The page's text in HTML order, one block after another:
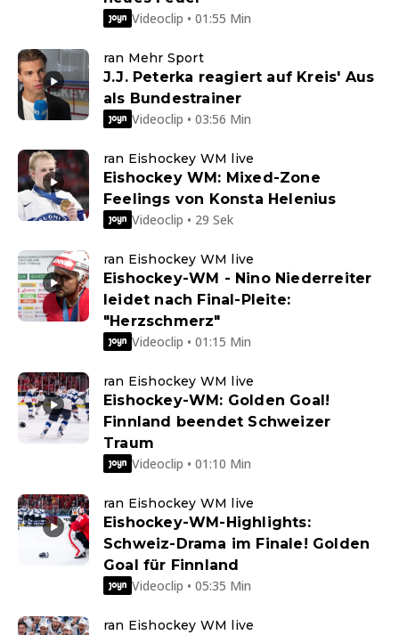
Videoclip • 01:55 Min
ran Mehr Sport
J.J. Peterka reagiert auf Kreis' Aus
als Bundestrainer
Videoclip • 03:56 Min
ran Eishockey WM live
Eishockey WM: Mixed-Zone
Feelings von Konsta Helenius
Videoclip • 29 Sek
ran Eishockey WM live
Eishockey-WM - Nino Niederreiter
leidet nach Final-Pleite:
"Herzschmerz"
Videoclip • 01:15 Min
ran Eishockey WM live
Eishockey-WM: Golden Goal!
Finnland beendet Schweizer
Traum
Videoclip • 01:10 Min
ran Eishockey WM live
Eishockey-WM-Highlights:
Schweiz-Drama im Finale! Golden
Goal für Finnland
Videoclip • 05:35 Min
ran Eishockey WM live